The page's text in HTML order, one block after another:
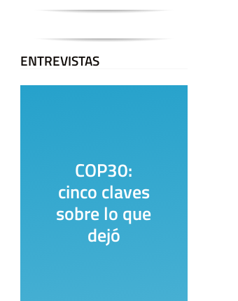
ENTREVISTAS
COP30:
cinco claves
sobre lo que
dejó